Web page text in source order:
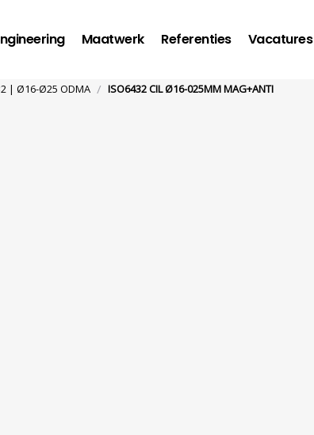
Maatwerk Referenties Vacatures
| Ø16-Ø25 ODMA / ISO6432 CIL Ø16-025MM MAG+ANTI